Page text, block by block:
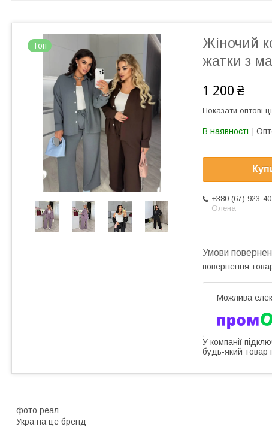
Топ
Жіночий
жатки з
1 200 ₴
Показати оптові
В наявності
+380 (67) 923-
Олена
повернення
У компанії
будь-який товар
фото реал
Україна це бренд